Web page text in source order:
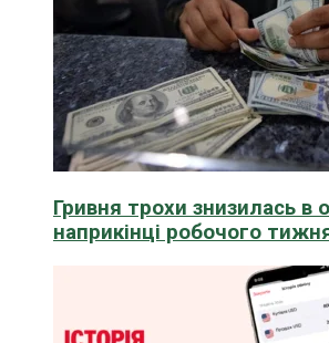
Гривня трохи знизилась в
наприкінці робочого